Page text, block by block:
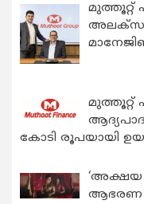
മുത്തൂറ്റ്
മുത്തൂറ്റ്
കോടി രൂപയായി
‘അക്ഷയ
ആഭരണ